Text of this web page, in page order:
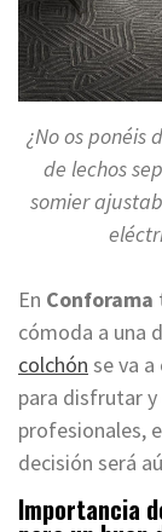
¿No os ponéis
de lechos
somier
En Conforama
cómoda a una
colchón se va
para disfrutar
profesionales,
decisión será
Importancia